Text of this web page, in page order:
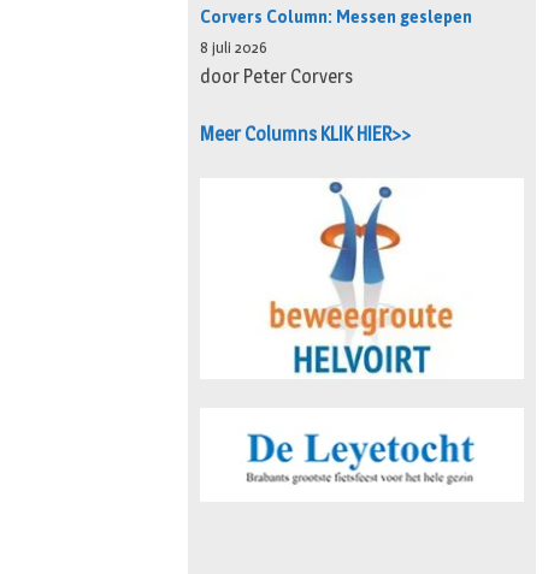
Corvers Column: Messen geslepen
8 juli 2026
door Peter Corvers
Meer Columns KLIK HIER>>